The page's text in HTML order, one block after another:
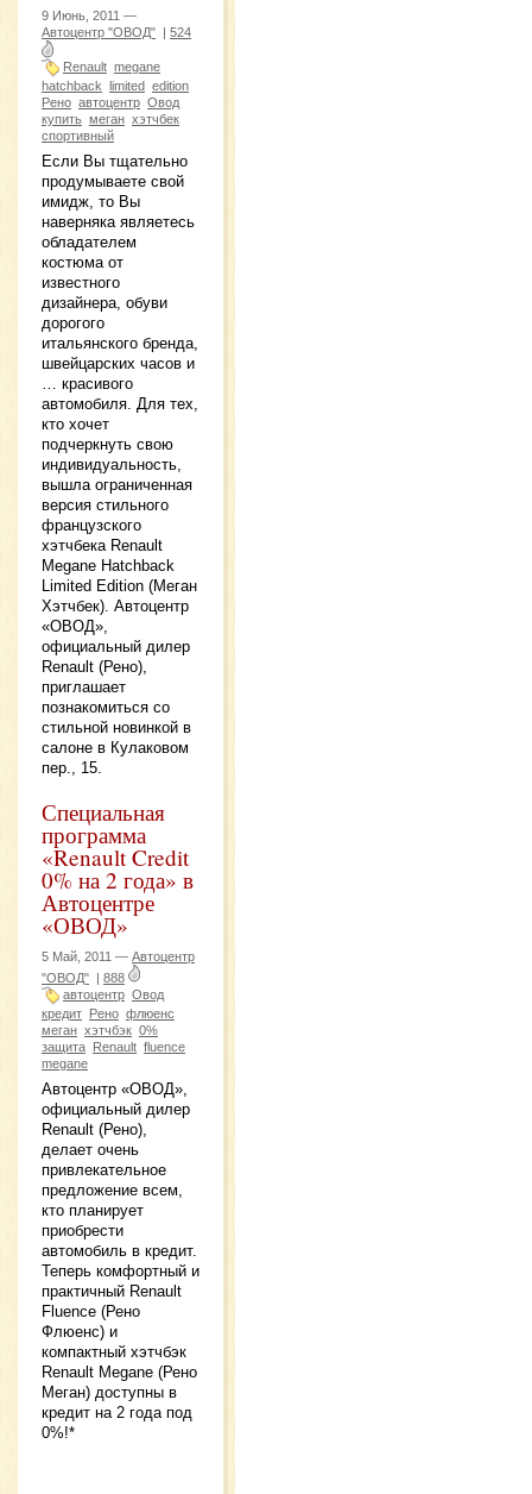
9 Июнь, 2011 —
Автоцентр "ОВОД" | 524
Renault megane
hatchback limited edition
Рено автоцентр Овод
купить меган хэтчбек
спортивный
Если Вы тщательно
продумываете свой
имидж, то Вы
наверняка являетесь
обладателем
костюма от
известного
дизайнера, обуви
дорогого
итальянского бренда,
швейцарских часов и
… красивого
автомобиля. Для тех,
кто хочет
подчеркнуть свою
индивидуальность,
вышла ограниченная
версия стильного
французского
хэтчбека Renault
Megane Hatchback
Limited Edition (Меган
Хэтчбек). Автоцентр
«ОВОД»,
официальный дилер
Renault (Рено),
приглашает
познакомиться со
стильной новинкой в
салоне в Кулаковом
пер., 15.
Специальная
программа
«Renault Credit
0% на 2 года» в
Автоцентре
«ОВОД»
5 Май, 2011 — Автоцентр
"ОВОД" | 888
автоцентр Овод
кредит Рено флюенс
меган хэтчбэк 0%
защита Renault fluence
megane
Автоцентр «ОВОД»,
официальный дилер
Renault (Рено),
делает очень
привлекательное
предложение всем,
кто планирует
приобрести
автомобиль в кредит.
Теперь комфортный и
практичный Renault
Fluence (Рено
Флюенс) и
компактный хэтчбэк
Renault Megane (Рено
Меган) доступны в
кредит на 2 года под
0%!*